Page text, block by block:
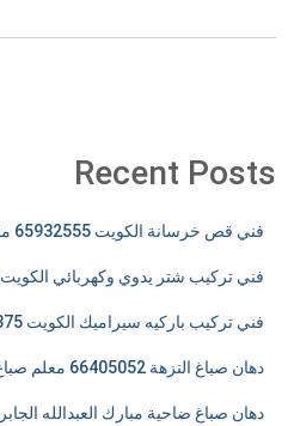
Recent Posts
فني قص خرسانة الكويت 65932555 مقاول قص وفتح كور
فني تركيب شتر يدوي وكهربائي الكويت 52227343 تركيب شترات
فني تركيب باركيه سيراميك الكويت 66447375 معلم سيراميك و باركيه
دهان صباغ النزهة 66405052 معلم صباغ و تركيب ورق جدران